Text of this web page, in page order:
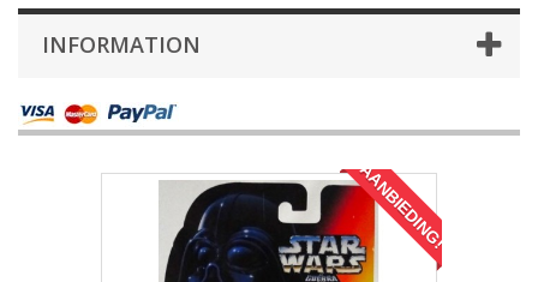
INFORMATION
AANBIEDING!